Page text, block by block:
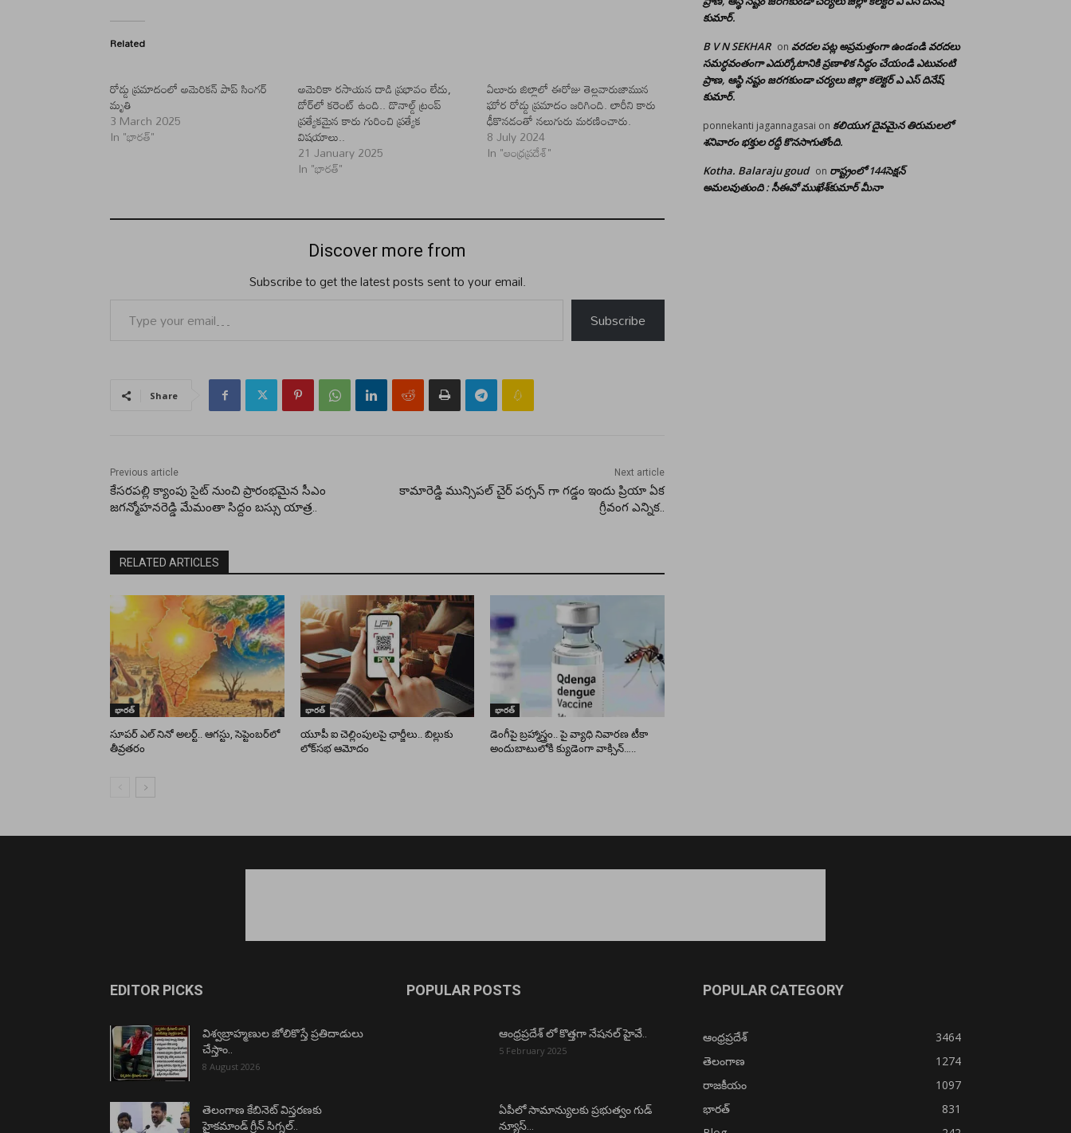
Related
రోడ్డు ప్రమాదంలో అమెరికన్ పాప్ సింగర్
మృతి
3 March 2025
In "భారత్"
అమెరికా రసాయన దాడి ప్రభావం లేదు,
డోర్‌లో కరెంట్ ఉంది.. డొనాల్డ్ ట్రంప్
ప్రత్యేకమైన కారు గురించి ప్రత్యేక
విషయాలు..
21 January 2025
In "భారత్"
ఏలూరు జిల్లాలో ఈరోజు తెల్లవారుజామున
ఘోర రోడ్డు ప్రమాదం జరిగింది. లారీని కారు
ఢీకొనడంతో నలుగురు మరణించారు.
8 July 2024
In "ఆంధ్రప్రదేశ్"
Discover more from
Subscribe to get the latest posts sent to your email.
Subscribe
Share
Previous article
కేసరపల్లి క్యాంపు సైట్ నుంచి ప్రారంభమైన సీఎం
జగన్మోహనరెడ్డి మేమంతా సిద్దం బస్సు యాత్ర..
Next article
కామారెడ్డి మున్సిపల్ చైర్ పర్సన్ గా గడ్డం ఇందు ప్రియా ఏక
గ్రీవంగ ఎన్నిక..
RELATED ARTICLES
భారత్
సూపర్ ఎల్ నినో అలర్ట్.. ఆగస్టు, సెప్టెంబర్‌లో
తీవ్రతరం
భారత్
యూపీ ఐ చెల్లింపులపై ఛార్జీలు.. బిల్లుకు
లోక్‌సభ ఆమోదం
భారత్
డెంగీపై బ్రహ్మాస్త్రం.. పై వ్యాధి నివారణ టీకా
అందుబాటులోకి క్యుడెంగా వాక్సిన్…..
కుమార్.
B V N SEKHAR on వరదల పట్ల అప్రమత్తంగా ఉండండి వరదలు
సమర్ధవంతంగా ఎదుర్కోటానికి ప్రణాళిక సిద్ధం చేయండి ఎటువంటి
ప్రాణ, ఆస్థి నష్టం జరగకుండా చర్యలు జిల్లా కలెక్టర్ ఎ ఎస్ దినేష్
కుమార్.
ponnekanti jagannagasai on కలియుగ దైవమైన తిరుమలలో
శనివారం భక్తుల రద్దీ కొనసాగుతోంది.
Kotha. Balaraju goud on రాష్ట్రంలో 144సెక్షన్
అమలవుతుంది : సీఈవో ముఖేశ్‌కుమార్‌ మీనా
EDITOR PICKS
విశ్వబ్రాహ్మణుల జోలికొస్తే ప్రతిదాడులు
చేస్తాం..
8 August 2026
తెలంగాణ కేబినెట్ విస్తరణకు
హైకమాండ్ గ్రీన్ సిగ్నల్..
POPULAR POSTS
ఆంధ్రప్రదేశ్ లో కొత్తగా నేషనల్ హైవే..
5 February 2025
ఏపీలో సామాన్యులకు ప్రభుత్వం గుడ్
న్యూస్…
POPULAR CATEGORY
ఆంధ్రప్రదేశ్
3464
తెలంగాణ
1274
రాజకీయం
1097
భారత్
831